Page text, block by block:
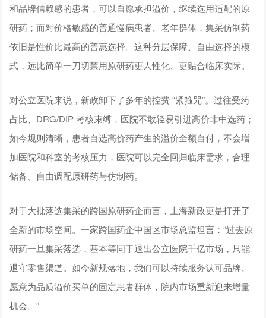
和品牌信赖感的患者，可以自愿承担溢价，继续选用适配的原
研药；而对价格敏感的普通慢病患者、老年群体，集采仿制药
依旧是性价比最高的普惠选择。这种分层保障、自由选择的模
式，远比简单一刀切禁用原研药更人性化、更贴合临床实际。
对公立医院来说，新政卸下了多年的控费 “紧箍咒”。过往受药
占比、DRG/DIP 考核束缚，医院不敢轻易引进高价非中选药；
如今规则清晰，患者自选高价药产生的溢价全额自付，不会增
加医院和科室的考核压力，医院可以完全回归临床需求，合理
储备、自由调配原研药与仿制药。
对于大批落选集采的跨国原研药企而言，上海新政更是打开了
全新的市场空间。一家跨国药企中国区市场总监坦言：“过去原
研药一旦集采落选，基本等同于退出公立医院千亿市场，只能
退守零售渠道。如今新规落地，我们可以持续服务认可品牌、
愿意为品质溢价买单的固定患者群体，院内市场重新迎来增量
机会。”